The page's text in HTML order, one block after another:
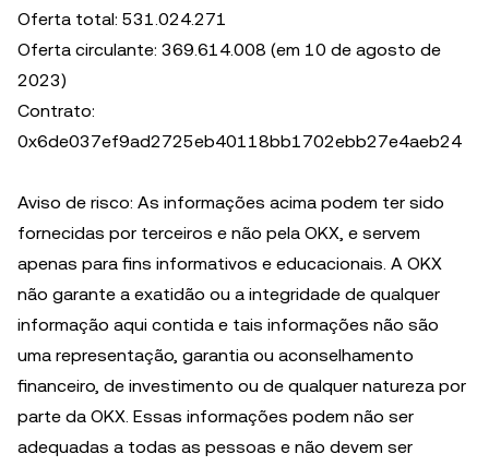
Oferta total: 531.024.271
Oferta circulante: 369.614.008 (em 10 de agosto de
2023)
Contrato:
0x6de037ef9ad2725eb40118bb1702ebb27e4aeb24
Aviso de risco: As informações acima podem ter sido
fornecidas por terceiros e não pela OKX, e servem
apenas para fins informativos e educacionais. A OKX
não garante a exatidão ou a integridade de qualquer
informação aqui contida e tais informações não são
uma representação, garantia ou aconselhamento
financeiro, de investimento ou de qualquer natureza por
parte da OKX. Essas informações podem não ser
adequadas a todas as pessoas e não devem ser